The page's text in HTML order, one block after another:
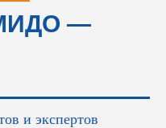
—
и экспертов